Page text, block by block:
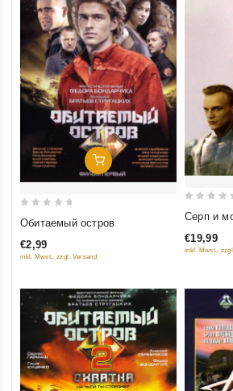
Добавить В Корзину
of
Обитаемый остров
€2,99
inkl. Mwst., zzgl. Versand
out
of
Серп и
€19,99
inkl. Mwst.,